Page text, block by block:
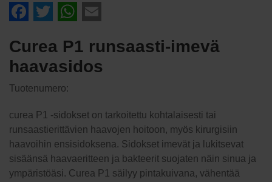
Facebook
TwitterWhatsApp
Curea P1 runsaasti-imevä
haavasidos
Tuotenumero:
curea P1 -sidokset on tarkoitettu kohtalaisesti tai
runsaastierittävien haavojen hoitoon, myös kirurgisiin
haavoihin ensisidoksena. Sidokset imevät ja lukitsevat
sisäänsä haavaeritteen ja bakteerit suojaten näin sinua ja
ympäristöäsi. Curea P1 säilyy pintakuivana, vähentää